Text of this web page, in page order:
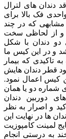
و فاقد دندان های لترال
فک بالا برای
مشابهی که در چند
و از لحاظی سخت
شماره1008 ما دارای دو دندان با شکل
و در این کیس ما
تاکیدی که بیمار
قطر دندان هایش
کیس اعمال نمود.
شماره دو یا همان
دوربین دندان
و اصرار به نظر
ها در نهایت این
لمینت کامپوزیت
به درستی انجام